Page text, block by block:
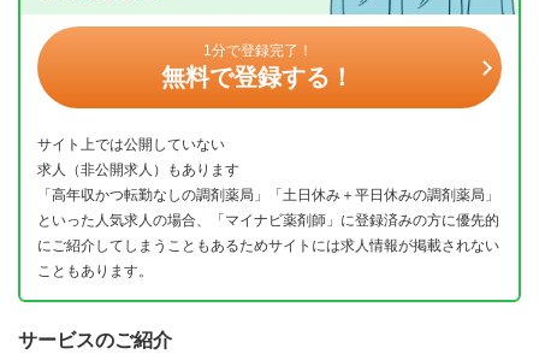
1分で登録完了！
無料で登録する！
サイト上では公開していない
求人（非公開求人）もあります
「高年収かつ転勤なしの調剤薬局」「土日休み＋平日休みの調剤薬局」
といった人気求人の場合、「マイナビ薬剤師」に登録済みの方に優先的
にご紹介してしまうこともあるためサイトには求人情報が掲載されない
こともあります。
サービスのご紹介